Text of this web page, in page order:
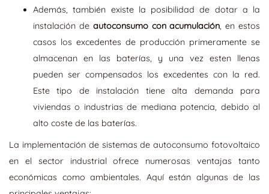
Además, también existe la posibilidad de dotar a la
instalación de autoconsumo con acumulación, en estos
casos los excedentes de producción primeramente se
almacenan en las baterías, y una vez esten llenas
pueden ser compensados los excedentes con la red.
Este tipo de instalación tiene alta demanda para
viviendas o industrias de mediana potencia, debido al
alto coste de las baterías.
La implementación de sistemas de autoconsumo fotovoltaico
en el sector industrial ofrece numerosas ventajas tanto
económicas como ambientales. Aquí están algunas de las